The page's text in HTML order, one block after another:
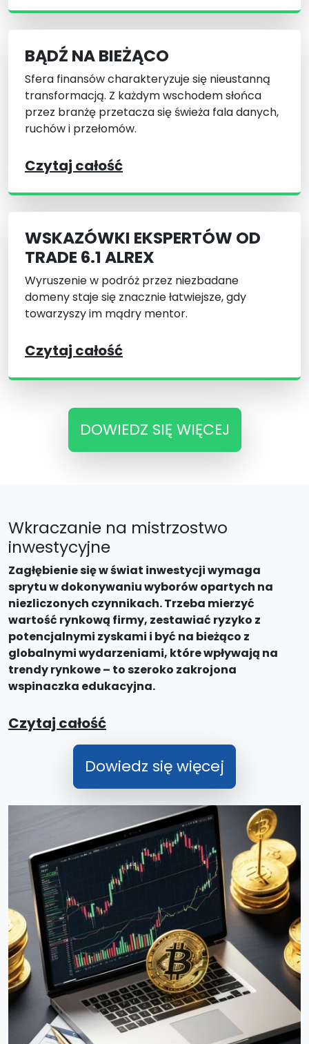
BĄDŹ NA BIEŻĄCO
Sfera finansów charakteryzuje się nieustanną
transformacją. Z każdym wschodem słońca
przez branżę przetacza się świeża fala danych,
ruchów i przełomów.
Czytaj całość
WSKAZÓWKI EKSPERTÓW OD
TRADE 6.1 ALREX
Wyruszenie w podróż przez niezbadane
domeny staje się znacznie łatwiejsze, gdy
towarzyszy im mądry mentor.
Czytaj całość
DOWIEDZ SIĘ WIĘCEJ
Wkraczanie na mistrzostwo
inwestycyjne
Zagłębienie się w świat inwestycji wymaga
sprytu w dokonywaniu wyborów opartych na
niezliczonych czynnikach. Trzeba mierzyć
wartość rynkową firmy, zestawiać ryzyko z
potencjalnymi zyskami i być na bieżąco z
globalnymi wydarzeniami, które wpływają na
trendy rynkowe – to szeroko zakrojona
wspinaczka edukacyjna.
Czytaj całość
Dowiedz się więcej